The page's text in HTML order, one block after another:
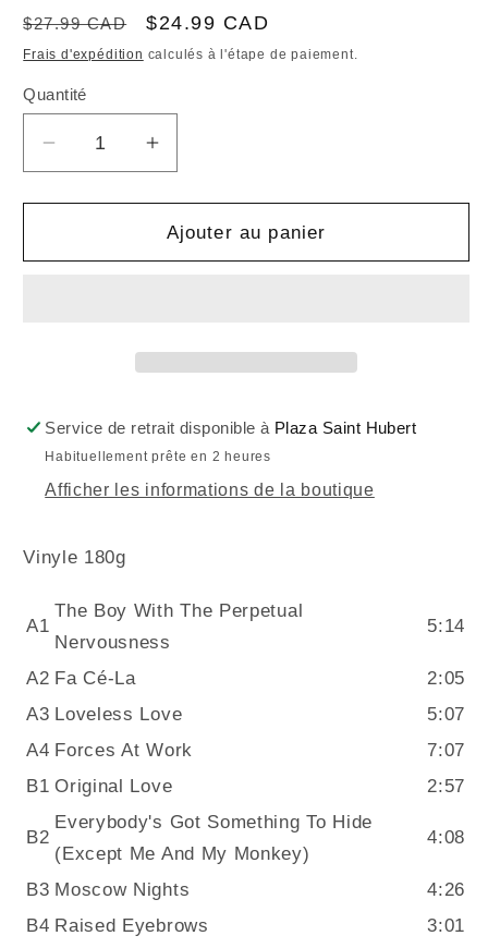
Prix
habituel
$27.99 CAD
Prix
promotionnel
$24.99 CAD
Frais d'expédition calculés à l'étape de paiement.
Quantité
Quantité
Réduire
la
quantité
THE
Augmenter
la
quantité
de
THE
Ajouter au panier
Service de retrait disponible à Plaza Saint Hubert
Habituellement prête en 2 heures
Afficher les informations de la boutique
Vinyle 180g
A1
The Boy With The Perpetual
Nervousness
5:14
A2 Fa Cé-La
2:05
A3 Loveless Love
5:07
A4 Forces At Work
7:07
B1 Original Love 2:57
B2
Everybody's Got Something To Hide
(Except Me And My Monkey)
4:08
B3 Moscow Nights
4:26
B4 Raised Eyebrows
3:01